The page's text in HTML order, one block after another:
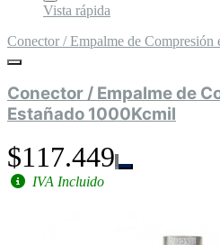
Vista rápida
Conector / Empalme de Compresión
Conector / Empalme de
Estañado 1000Kcmil
$117.449
IVA Incluido